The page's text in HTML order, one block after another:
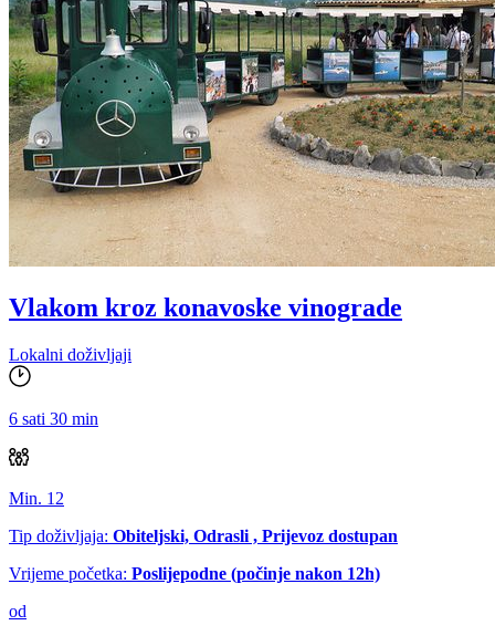
Vlakom kroz konavoske vinograde
Lokalni doživljaji
6 sati 30 min
Min. 12
Tip doživljaja: Obiteljski, Odrasli , Prijevoz dostupan
Vrijeme početka: Poslijepodne (počinje nakon 12h)
od